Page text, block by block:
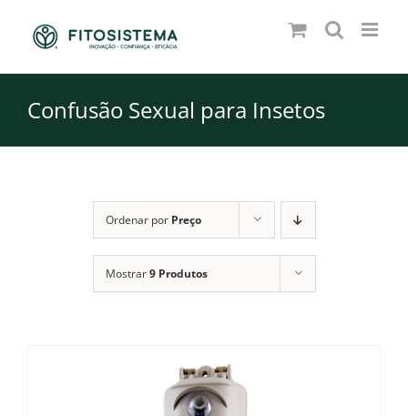
Confusão Sexual para Insetos
Ordenar por Preço
Mostrar9 Produtos